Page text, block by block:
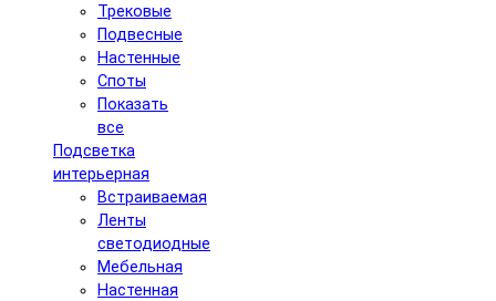
Трековые
Подвесные
Настенные
Споты
Показать
все
Подсветка
интерьерная
Встраиваемая
Ленты
светодиодные
Мебельная
Настенная